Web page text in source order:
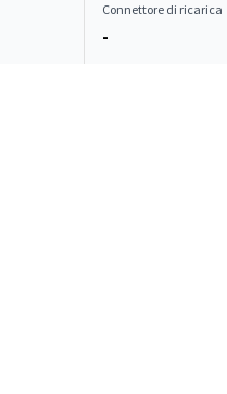
Connettore di ricarica
-